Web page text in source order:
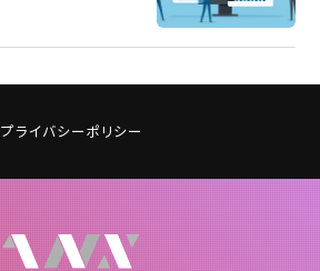
プライバシーポリシー